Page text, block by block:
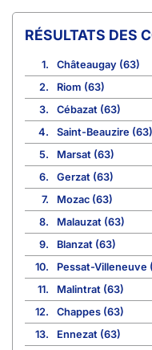
1.
Châteaugay (63)
2.
Riom (63)
3.
Cébazat (63)
4.
Saint-Beauzire (63)
5.
Marsat (63)
6.
Gerzat (63)
7.
Mozac (63)
8.
Malauzat (63)
9.
Blanzat (63)
10.
Pessat-Villeneuve
11.
Malintrat (63)
12.
Chappes (63)
13.
Ennezat (63)